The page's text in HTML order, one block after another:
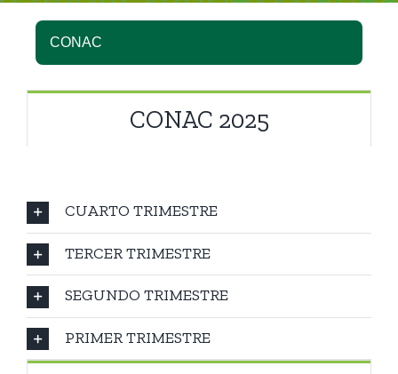
CONAC
CONAC 2025
CUARTO TRIMESTRE
TERCER TRIMESTRE
SEGUNDO TRIMESTRE
PRIMER TRIMESTRE